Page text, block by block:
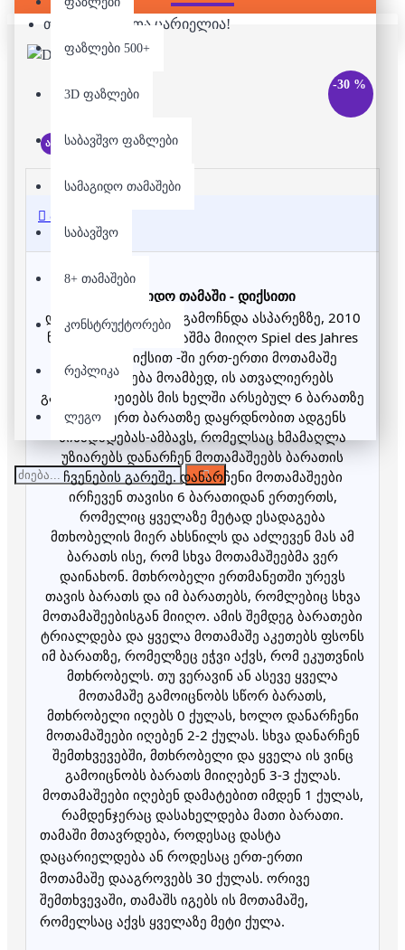
ფაზლები 500+
3D ფაზლები
საბავშვო ფაზლები
სამაგიდო თამაშები
საბავშვო
8+ თამაშები
კონსტრუქტორები
რეპლიკა
ლეგო
თქვენი კალათა ცარიელია!
-30 %
არ არის მარაგში
აღწერა
სამაგიდო თამაში - დიქსითი
დიქსითი 2008 წელს გამოჩნდა ასპარეზზე, 2010
წელს სამაგიდო თამაშმა მიიღო Spiel des Jahres
პრემია. დიქსით -ში ერთ-ერთი მოთამაშე
გვევლინება მოამბედ, ის ათვალიერებს
გამოსახულებებს მის ხელში არსებულ 6 ბარათზე
და ერთერთ ბარათზე დაყრდნობით ადგენს
წინადადებას-ამბავს, რომელსაც ხმამაღლა
უზიარებს დანარჩენ მოთამაშეებს ბარათის
ჩვენების გარეშე. დანარჩენი მოთამაშეები
ირჩევენ თავისი 6 ბარათიდან ერთერთს,
რომელიც ყველაზე მეტად ესადაგება
მთხობელის მიერ ახსნილს და აძლევენ მას ამ
ბარათს ისე, რომ სხვა მოთამაშეებმა ვერ
დაინახონ. მთხრობელი ერთმანეთში ურევს
თავის ბარათს და იმ ბარათებს, რომლებიც სხვა
მოთამაშეებისგან მიიღო. ამის შემდეგ ბარათები
ტრიალდება და ყველა მოთამაშე აკეთებს ფსონს
იმ ბარათზე, რომელზეც ეჭვი აქვს, რომ ეკუთვნის
მთხრობელს. თუ ვერავინ ან ასევე ყველა
მოთამაშე გამოიცნობს სწორ ბარათს,
მთხრობელი იღებს 0 ქულას, ხოლო დანარჩენი
მოთამაშეები იღებენ 2-2 ქულას. სხვა დანარჩენ
შემთხვევებში, მთხრობელი და ყველა ის ვინც
გამოიცნობს ბარათს მიიღებენ 3-3 ქულას.
მოთამაშეები იღებენ დამატებით იმდენ 1 ქულას,
რამდენჯერაც დასახელდება მათი ბარათი.
თამაში მთავრდება, როდესაც დასტა
დაცარიელდება ან როდესაც ერთ-ერთი
მოთამაშე დააგროვებს 30 ქულას. ორივე
შემთხვევაში, თამაშს იგებს ის მოთამაშე,
რომელსაც აქვს ყველაზე მეტი ქულა.